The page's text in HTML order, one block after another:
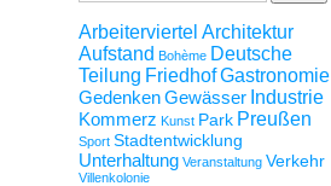
Arbeiterviertel Architektur
Aufstand Bohème Deutsche
Teilung FriedhofGastronomie
GedenkenGewässer Industrie
Kommerz Kunst Park Preußen
Sport Stadtentwicklung
Unterhaltung Veranstaltung Verkehr
Villenkolonie